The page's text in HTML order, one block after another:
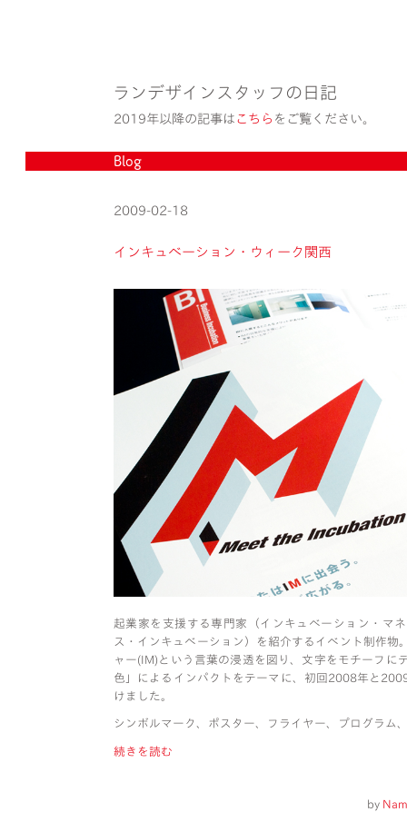
ランデザインスタッフの日記
2019年以降の記事は こちら をご覧ください。
Blog
2009-02-18
インキュベーション・ウィーク関西
起業家を支援する専門家（インキュベーション・マ
ス・インキュベーション）を紹介するイベント制作物
ャー(IM)という言葉の浸透を図り、文字をモチーフに
色」によるインパクトをテーマに、初回2008年と
けました。
シンボルマーク、ポスター、フライヤー、プログラム
続きを読む
by